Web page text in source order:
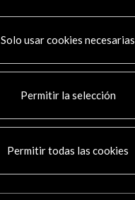
Solo usar cookies necesarias
Permitir la selección
Permitir todas las cookies